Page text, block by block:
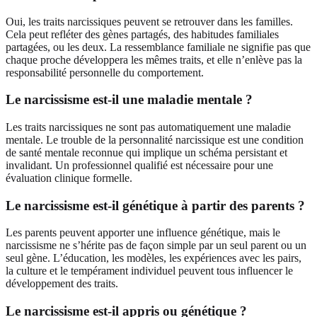
Oui, les traits narcissiques peuvent se retrouver dans les familles.
Cela peut refléter des gènes partagés, des habitudes familiales
partagées, ou les deux. La ressemblance familiale ne signifie pas que
chaque proche développera les mêmes traits, et elle n’enlève pas la
responsabilité personnelle du comportement.
Le narcissisme est-il une maladie mentale ?
Les traits narcissiques ne sont pas automatiquement une maladie
mentale. Le trouble de la personnalité narcissique est une condition
de santé mentale reconnue qui implique un schéma persistant et
invalidant. Un professionnel qualifié est nécessaire pour une
évaluation clinique formelle.
Le narcissisme est-il génétique à partir des parents ?
Les parents peuvent apporter une influence génétique, mais le
narcissisme ne s’hérite pas de façon simple par un seul parent ou un
seul gène. L’éducation, les modèles, les expériences avec les pairs,
la culture et le tempérament individuel peuvent tous influencer le
développement des traits.
Le narcissisme est-il appris ou génétique ?